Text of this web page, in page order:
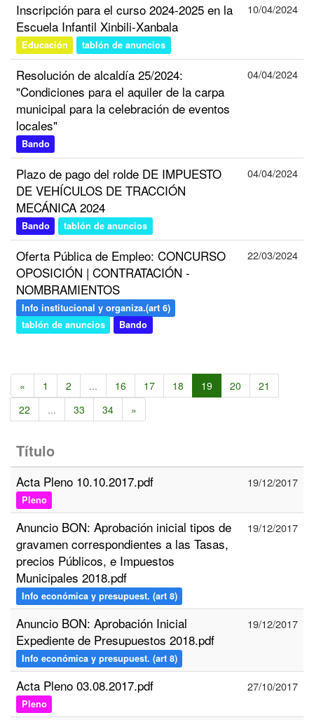
Inscripción para el curso 2024-2025 en la
Escuela Infantil Xinbili-Xanbala
Educación tablón de anuncios
10/04/2024
Resolución de alcaldía 25/2024:
"Condiciones para el aquiler de la carpa
municipal para la celebración de eventos
locales"
Bando
04/04/2024
Plazo de pago del rolde DE IMPUESTO
DE VEHÍCULOS DE TRACCIÓN
MECÁNICA 2024
Bando tablón de anuncios
04/04/2024
Oferta Pública de Empleo: CONCURSO
OPOSICIÓN | CONTRATACIÓN -
NOMBRAMIENTOS
Info institucional y organiza.(art 6)
tablón de anuncios
Bando
22/03/2024
« 1 2 ... 16 17 18 19 20
21
22
... 33 34 »
Título
Acta Pleno 10.10.2017.pdf
Pleno
19/12/2017
Anuncio BON: Aprobación inicial tipos de
gravamen correspondientes a las Tasas,
precios Públicos, e Impuestos
Municipales 2018.pdf
Info económica y presupuest. (art 8)
19/12/2017
Anuncio BON: Aprobación Inicial
Expediente de Presupuestos 2018.pdf
Info económica y presupuest. (art 8)
19/12/2017
Acta Pleno 03.08.2017.pdf
Pleno
27/10/2017